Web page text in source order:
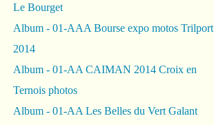
Le Bourget
Album - 01-AAA Bourse expo motos Trilport
2014
Album - 01-AA CAIMAN 2014 Croix en
Ternois photos
Album - 01-AA Les Belles du Vert Galant